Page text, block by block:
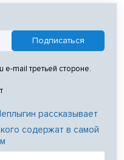
e-mail третьей стороне.
рассказывает
содержат в самой